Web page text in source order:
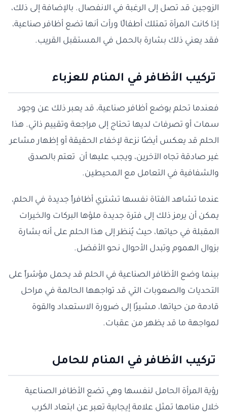
الزوجين قد تصل إلى الرغبة في الانفصال. بالإضافة إلى ذلك،
إذا كانت المرأة تمتلك أطفالًا ورأت أنها تضع أظافر صناعية،
فقد يعني ذلك بشارة بالحمل في المستقبل القريب.
تركيب الأظافر في المنام للعزباء
فعندما تحلم بوضع أظافر صناعية، قد يعبر ذلك عن وجود
سمات أو تصرفات لديها تحتاج إلى مراجعة وتقييم ذاتي. هذا
الحلم قد يعكس أيضًا نزعة لإخفاء الحقيقة أو إظهار مشاعر
غير صادقة تجاه الآخرين، ويجب عليها أن تعتم بالصدق
والشفافية في التعامل مع المحيطين.
عندما تشاهد الفتاة نفسها تشتري أظافراً جديدة في الحلم،
يمكن أن يرمز ذلك إلى فترة جديدة ملؤها البركات والخيرات
المقبلة في حياتها، حيث يُنظر إلى هذا الحلم على أنه بشارة
بزوال الهموم وتبدل الأحوال نحو الأفضل.
بينما وضع الأظافر الصناعية في الحلم قد يحمل مؤشراً على
التحديات والصعوبات التي قد تواجهها الحالمة في مراحل
قادمة من حياتها، مشيرًا إلى ضرورة الاستعداد والقوة
لمواجهة ما قد يظهر من عقبات.
تركيب الأظافر في المنام للحامل
رؤية المرأة الحامل لنفسها وهي تضع الأظافر الصناعية
خلال منامها تمثل علامة إيجابية تعبر عن ابتعاد الكرب